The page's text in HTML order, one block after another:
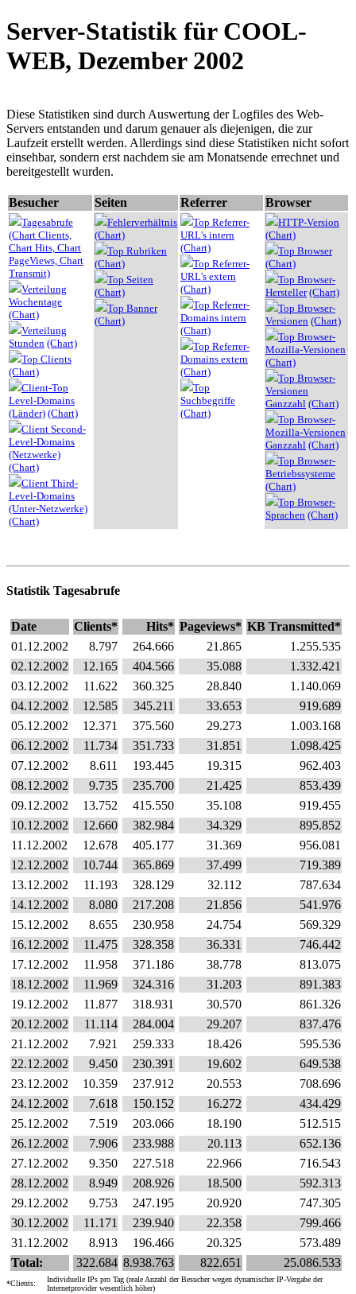
Server-Statistik für COOL-
WEB, Dezember 2002
Diese Statistiken sind durch Auswertung der Logfiles des Web-
Servers entstanden und darum genauer als diejenigen, die zur
Laufzeit erstellt werden. Allerdings sind diese Statistiken nicht sofort
einsehbar, sondern erst nachdem sie am Monatsende errechnet und
bereitgestellt wurden.
Besucher Seiten Referrer Browser
Tagesabrufe
(Chart Clients,
Chart Hits, Chart
PageViews, Chart
Transmit)
Verteilung
Wochentage
(Chart)
Verteilung
Stunden (Chart)
Top Clients
(Chart)
Client-Top
Level-Domains
(Länder) (Chart)
Client Second-
Level-Domains
(Netzwerke)
(Chart)
Client Third-
Level-Domains
(Unter-Netzwerke)
(Chart)
Fehlerverhältnis
(Chart)
Top Rubriken
(Chart)
Top Seiten
(Chart)
Top Banner
(Chart)
Top Referrer-
URL's intern
(Chart)
Top Referrer-
URL's extern
(Chart)
Top Referrer-
Domains intern
(Chart)
Top Referrer-
Domains extern
(Chart)
Top
Suchbegriffe
(Chart)
HTTP-Version
(Chart)
Top Browser
(Chart)
Top Browser-
Hersteller (Chart)
Top Browser-
Versionen (Chart)
Top Browser-
Mozilla-Versionen
(Chart)
Top Browser-
Versionen
Ganzzahl (Chart)
Top Browser-
Mozilla-Versionen
Ganzzahl (Chart)
Top Browser-
Betriebssysteme
(Chart)
Top Browser-
Sprachen (Chart)
Statistik Tagesabrufe
Date Clients* Hits* Pageviews* KB Transmitted*
01.12.2002
8.797 264.666 21.865
1.255.535
02.12.2002
12.165 404.566 35.088
1.332.421
03.12.2002
11.622 360.325 28.840
1.140.069
04.12.2002
12.585 345.211 33.653
919.689
05.12.2002
12.371 375.560 29.273
1.003.168
06.12.2002
11.734 351.733 31.851
1.098.425
07.12.2002
8.611 193.445 19.315
962.403
08.12.2002
9.735 235.700 21.425
853.439
09.12.2002
13.752 415.550 35.108
919.455
10.12.2002
12.660 382.984 34.329
895.852
11.12.2002
12.678 405.177 31.369
956.081
12.12.2002
10.744 365.869 37.499
719.389
13.12.2002
11.193 328.129 32.112
787.634
14.12.2002
8.080 217.208 21.856
541.976
15.12.2002
8.655 230.958 24.754
569.329
16.12.2002
11.475 328.358 36.331
746.442
17.12.2002
11.958 371.186 38.778
813.075
18.12.2002
11.969 324.316 31.203
891.383
19.12.2002
11.877 318.931 30.570
861.326
20.12.2002
11.114 284.004 29.207
837.476
21.12.2002
7.921 259.333 18.426
595.536
22.12.2002
9.450 230.391 19.602
649.538
23.12.2002
10.359 237.912 20.553
708.696
24.12.2002
7.618 150.152 16.272
434.429
25.12.2002
7.519 203.066 18.190
512.515
26.12.2002
7.906 233.988 20.113
652.136
27.12.2002
9.350 227.518 22.966
716.543
28.12.2002
8.949 208.926 18.500
592.313
29.12.2002
9.753 247.195 20.920
747.305
30.12.2002
11.171 239.940 22.358
799.466
31.12.2002
8.913 196.466 20.325
573.489
Total:
322.684 8.938.763 822.651 25.086.533
*Clients:
Individuelle IPs pro Tag (reale Anzahl der Besucher wegen dynamischer IP-Vergabe der
Internetprovider wesentlich höher)